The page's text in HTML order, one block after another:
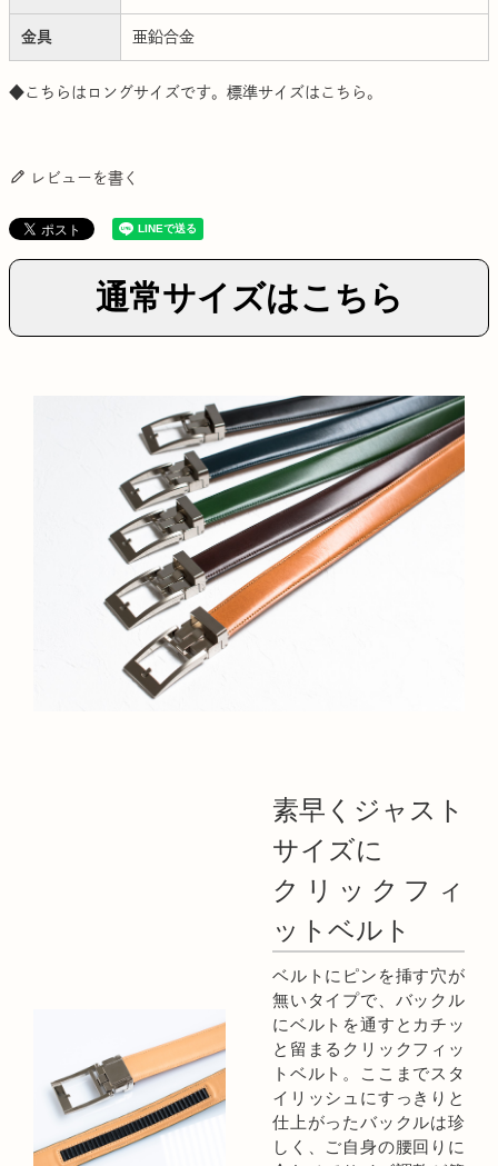
金具 亜鉛合金
◆こちらはロングサイズです。標準サイズは こちら。
レビューを書く
通常サイズはこちら
素早くジャスト
サイズに
クリックフィ
ットベルト
ベルトにピンを挿す穴が
無いタイプで、バックル
にベルトを通すとカチッ
と留まるクリックフィッ
トベルト。ここまでスタ
イリッシュにすっきりと
仕上がったバックルは珍
しく、ご自身の腰回りに